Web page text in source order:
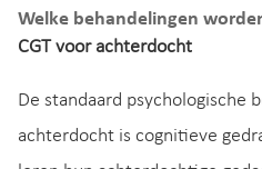
Welke behandelingen
CGT voor achterdocht
De standaard psychologische
achterdocht is cognitieve